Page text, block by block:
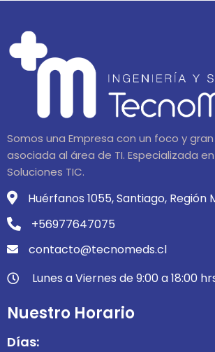
Somos una Empresa con un foco y
asociada al área de TI. Especializada
Soluciones TIC.
Huérfanos 1055, Santiago,
+56977647075
contacto@tecnomeds.cl
Lunes a Viernes de 9:00 a 18:00
Nuestro Horario
Días: